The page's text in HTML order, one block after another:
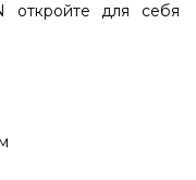
откройте для себя